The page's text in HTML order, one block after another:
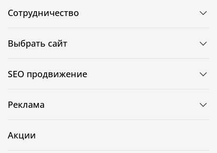
Сотрудничество
Выбрать сайт
SEO продвижение
Реклама
Акции